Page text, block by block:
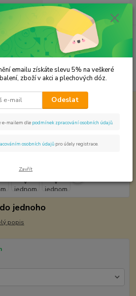
Menu
Hledat
ks
za 0,00 Kč
Čtyři kořenky v jednom
v jednom
jednoho
popis
emailu získáte slevu 5% na veškeré
zboží v akci a plechových dóz.
Odeslat
e-mailem dle podmínek zpracování osobních údajů
osobních údajů pro účely registrace.
Zavřít